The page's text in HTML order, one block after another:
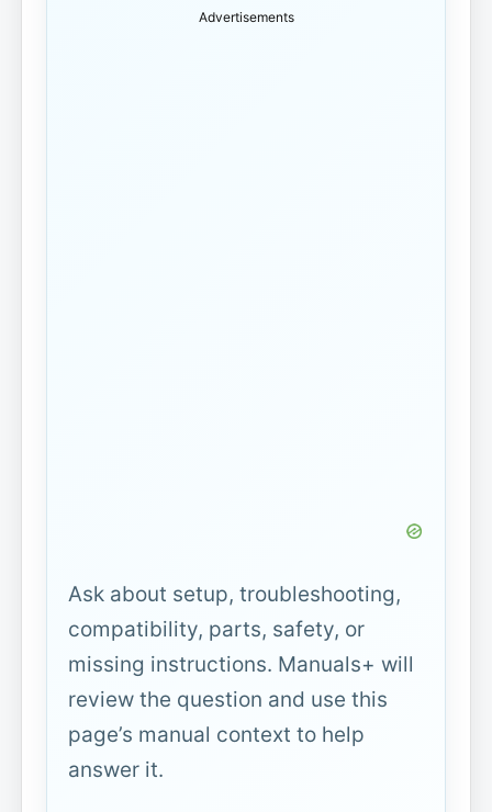
Advertisements
Ask about setup, troubleshooting,
compatibility, parts, safety, or
missing instructions. Manuals+ will
review the question and use this
page’s manual context to help
answer it.